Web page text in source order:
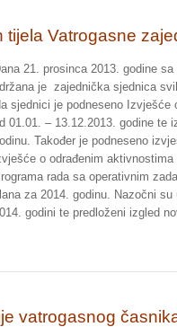
Vatrogasne
21. prosinca 2013. godine
je zajednička sjednica
sjednici je podneseno
01.01. – 13.12.2013. godine te
Također je podneseno
o odrađenim
rada sa operativnim
za 2014. godinu. Nazočni
godini te predloženi izgled
vatrogasnog